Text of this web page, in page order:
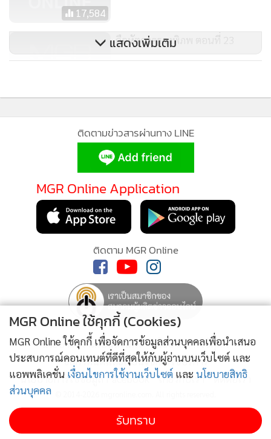
เกนหลงทำหน้านิ่ง
“คุณสมคิดขอร้องผิดคนแล้วล่ะค่ะ น่าจะไปหาอีกคนมากกว่า”
สมคิด ตัดสิอนใจพูดตรงๆ
“รู้นานหรือยังคะ? ก่อนหน้างานหมั้นหรือเปล่า”
สมคิดพยักหน้าอย่างหนักใจ
สมคิดรีบอธิบาย
“พูดตอนนั้นไม่มีประโยชน์หรอกครับ ยิ่งพูดยิ่งบานปลาย เพราะ
เจ้าของเรื่องยังสับสน แต่ตอนนี้ผม
พูดได้เพราะหลายอย่างเริ่มคลี่คลาย คุณเขมรู้สึกผิดกับคุณเกน
มาก แต่เพราะเหตุการณ์ในอดีต ความเสียใจทำให้คุณ
เขมต้องการแก้แค้น แต่เขาไม่เคยมีความสุขกับสิ่งที่เขาทำเลยสัก
นิด”
เกนหลงฟังแล้วคิดตามแววตาเริ่มอ่อนลง
“คุณเขมไม่ได้ตั้งใจจะทำร้ายคุณ เขาทำไปเพราะไม่รู้ตัว และไม่รู้
ใจตัวเอง”
เกนหลงครุ่นคิด
“คุณเกน ผมขอร้อง ช่วยคุณเขมสักครั้ง ให้เขากลับมายืนให้ได้
อีกครั้ง ช่วยผมและทุกคนในบริษัท
ด้วยเถอะครับ ผมขอร้อง”
17,584
คือหัตถาครองพิภพ ตอนที่ 23
แสดงเพิ่มเติม
ติดตามข่าวสารผ่านทาง LINE
MGR Online Application
ติดตาม MGR Online
นโยบายความเป็นส่วนตัว
นโยบายการใช้คุกกี้
ข้อกำหนดและเงื่อนไขการใช้บริการ
นโยบายการใช้ข้อมูล Facebook
เกี่ยวกับเรา ติดต่อเรา
MGR Online ใช้คุกกี้ (Cookies)
MGR Online ใช้คุกกี้ เพื่อจัดการข้อมูลส่วนบุคคลเพื่อนำเสนอ
ประสบการณ์คอนเทนต์ที่ดีที่สุดให้กับผู้อ่านบนเว็บไซต์ และ
แอพพลิเคชั่น เงื่อนไขการใช้งานเว็บไซต์ และ นโยบายสิทธิ
ส่วนบุคคล
รับทราบ